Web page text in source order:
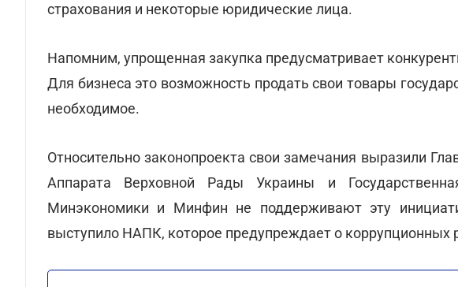
страхования и некоторые юридические лица.
Напомним, упрощенная закупка предусматривает
Для бизнеса это возможность продать свои товары
необходимое.
Относительно законопроекта свои замечания выразили
Аппарата Верховной Рады Украины и
Минэкономики и Минфин не поддерживают эту
выступило НАПК, которое предупреждает о коррупционных